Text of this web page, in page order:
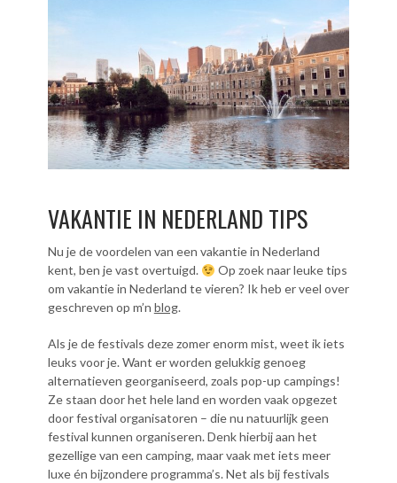
VAKANTIE IN NEDERLAND TIPS
Nu je de voordelen van een vakantie in Nederland
kent, ben je vast overtuigd.
Op zoek naar leuke tips
om vakantie in Nederland te vieren? Ik heb er veel over
geschreven op m’n blog.
Als je de festivals deze zomer enorm mist, weet ik iets
leuks voor je. Want er worden gelukkig genoeg
alternatieven georganiseerd, zoals pop-up campings!
Ze staan door het hele land en worden vaak opgezet
door festival organisatoren – die nu natuurlijk geen
festival kunnen organiseren. Denk hierbij aan het
gezellige van een camping, maar vaak met iets meer
luxe én bijzondere programma’s. Net als bij festivals